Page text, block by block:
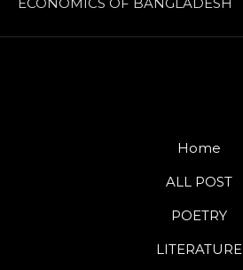
Home
ALL POST
POETRY
LITERATURE